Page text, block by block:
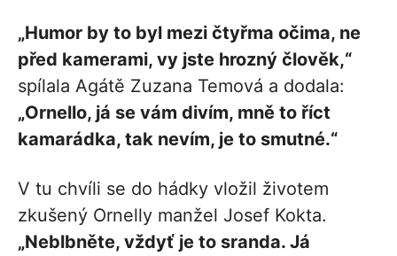
„Humor by to byl mezi čtyřma očima, ne
před kamerami, vy jste hrozný člověk,“
spílala Agátě Zuzana Temová a dodala:
„Ornello, já se vám divím, mně to říct
kamarádka, tak nevím, je to smutné.“
V tu chvíli se do hádky vložil životem
zkušený Ornelly manžel Josef Kokta.
„Neblbněte, vždyť je to sranda. Já